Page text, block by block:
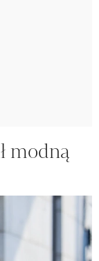
modną